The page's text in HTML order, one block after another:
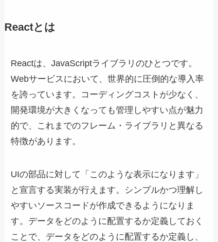
Reactとは
Reactは、JavaScriptライブラリのひとつです。
Webサービスにおいて、世界的に圧倒的な導入率
を誇っています。コーディングコストが少なく、
開発環境が大きくなっても管理しやすい点が魅力
的で、これまでのフレーム・ライブラリと異なる
特徴があります。
UIの部品に対して「このような表示になります」
と宣言する実装が行えます。シンプルかつ理解し
やすいソースコードが作成できるようになりま
す。データをどのように配置するか定義しておく
ことで、データをどのように配置するか定義し、